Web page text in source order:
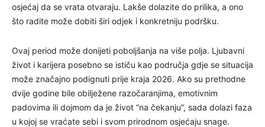
osjećaj da se vrata otvaraju. Lakše dolazite do prilika, a ono
što radite može dobiti širi odjek i konkretniju podršku.
Ovaj period može donijeti poboljšanja na više polja. Ljubavni
život i karijera posebno se ističu kao područja gdje se situacija
može značajno podignuti prije kraja 2026. Ako su prethodne
dvije godine bile obilježene razočaranjima, emotivnim
padovima ili dojmom da je život “na čekanju”, sada dolazi faza
u kojoj se vraćate sebi i svom prirodnom osjećaju snage.